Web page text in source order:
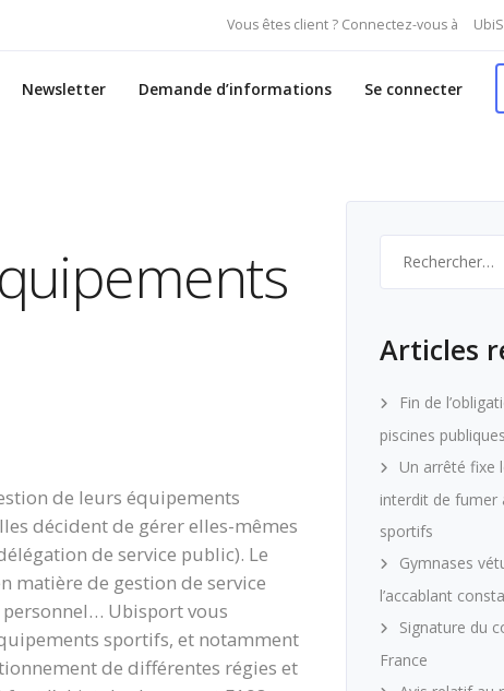
Vous êtes client ? Connectez-vous à
Newsletter Demande d’informations Se connecter
de leurs équipements
décident de gérer elles-mêmes
de service public). Le
matière de gestion de service
personnel… Ubisport vous
sportifs, et notamment
de différentes régies et
Articles
Fin de
piscines publiques
Un arrêté fixe
interdit de fumer
sportifs
Gymnases
l’accablant
Signature du
France